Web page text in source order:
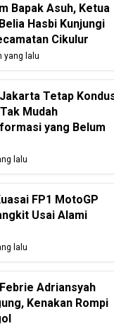
Bapak Asuh, Ketua
Hasbi Kunjungi
Cikulur
yang lalu
Tetap
Mudah
yang Belum
lalu
FP1 MotoGP
Usai Alami
lalu
Adriansyah
Kenakan Rompi